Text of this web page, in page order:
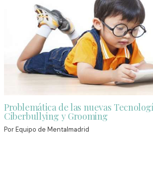
Problemática de las nuevas
Ciberbullying y Grooming
PorEquipo de Mentalmadrid